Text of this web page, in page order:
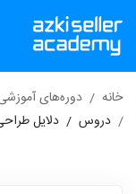
خانه دوره‌های
دروس
دلایل